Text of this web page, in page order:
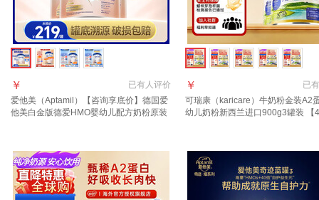
已有人评价
￥
爱他美（Aptamil）【咨询享底价】德国爱
他美白金版德爱HMO婴幼儿配方奶粉原装
已有
￥
可瑞康（karicare）牛奶粉金装A2
幼儿奶粉新西兰进口900g3罐装 【